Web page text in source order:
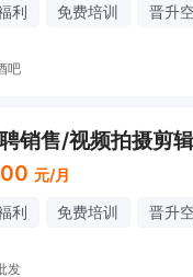
利 免费培训 晋升
吧
销售/视频拍摄剪
元/月
利 免费培训 晋升
发